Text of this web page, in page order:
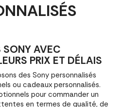
AVEC
PRIX ET DÉLAIS
des Sony personnalisés
ou cadeaux personnalisés.
pour commander un
en termes de qualité, de